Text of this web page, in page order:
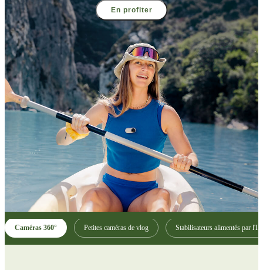
En profiter
Caméras 360° Petites caméras de vlog Stabilisateurs alimentés par l'IA